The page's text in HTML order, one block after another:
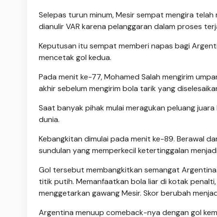
Selepas turun minum, Mesir sempat mengira
dianulir VAR karena pelanggaran dalam proses
Keputusan itu sempat memberi napas bagi
mencetak gol kedua.
Pada menit ke-77, Mohamed Salah mengirim
akhir sebelum mengirim bola tarik yang
Saat banyak pihak mulai meragukan peluang
dunia.
Kebangkitan dimulai pada menit ke-89. Berawal
sundulan yang memperkecil ketertinggalan
Gol tersebut membangkitkan semangat
titik putih. Memanfaatkan bola liar di kotak
menggetarkan gawang Mesir. Skor berubah
Argentina menuup comeback-nya dengan gol